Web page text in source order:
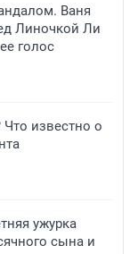
Ваня
Линочкой Ли
голос
Что известно о
ужурка
сына и